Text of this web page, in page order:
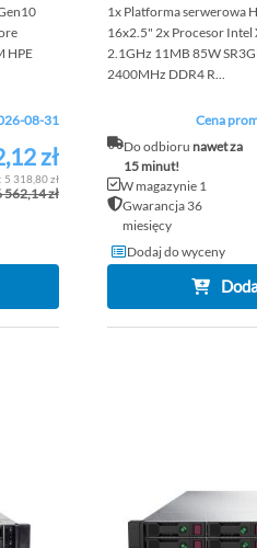
HPE
08-31
zł
5 318,80 zł
562,14 zł
1x Platforma serwerowa
16x2.5" 2x Procesor Intel
2.1GHz 11MB 85W
2400MHz DDR4 R...
Do odbioru nawet za
15 minut!
W magazynie 1
Gwarancja 36
miesięcy
Cena
Dodaj do wyceny